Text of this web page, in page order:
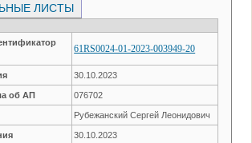
ЛИСТЫ
61RS0024-01-2023-003949-20
30.10.2023
об АП 076702
Рубежанский Сергей Леонидович
30.10.2023